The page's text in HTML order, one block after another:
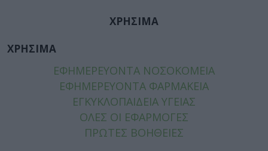
ΧΡΗΣΙΜΑ
ΧΡΗΣΙΜΑ
ΕΦΗΜΕΡΕΥΟΝΤΑ ΝΟΣΟΚΟΜΕΙΑ
ΕΦΗΜΕΡΕΥΟΝΤΑ ΦΑΡΜΑΚΕΙΑ
ΕΓΚΥΚΛΟΠΑΙΔΕΙΑ ΥΓΕΙΑΣ
ΟΛΕΣ ΟΙ ΕΦΑΡΜΟΓΕΣ
ΠΡΩΤΕΣ ΒΟΗΘΕΙΕΣ